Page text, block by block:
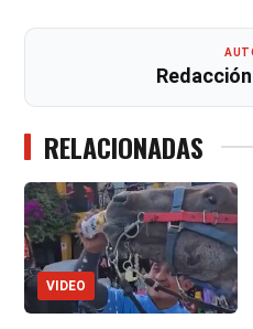
RELACIONADAS
VIDEO